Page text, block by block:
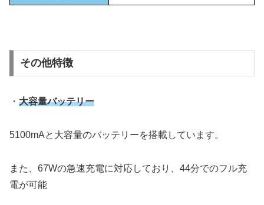
その他特徴
・ 大容量バッテリー
5100mAと大容量のバッテリーを搭載しています。
また、67Wの急速充電に対応しており、44分でのフル充
電が可能